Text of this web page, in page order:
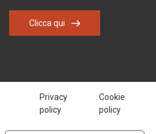
Clicca qui
Privacy
policy
Cookie
policy